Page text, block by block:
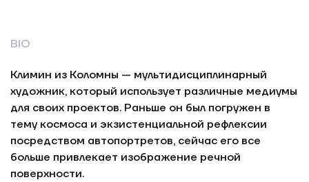
BIO
Климин из Коломны — мультидисциплинарный
художник, который использует различные медиумы
для своих проектов. Раньше он был погружен в
тему космоса и экзистенциальной рефлексии
посредством автопортретов, сейчас его все
больше привлекает изображение речной
поверхности.